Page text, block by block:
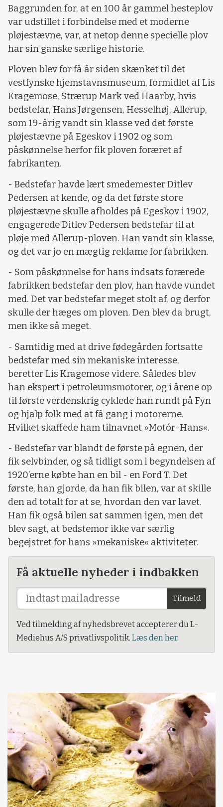
Baggrunden for, at en 100 år gammel hesteplov
var udstillet i forbindelse med et moderne
pløjestævne, var, at netop denne specielle plov
har sin ganske særlige historie.
Ploven blev for få år siden skænket til det
vestfynske hjemstavnsmuseum, formidlet af Lis
Kragemose, Strærup Mark ved Haarby, hvis
bedstefar, Hans Jørgensen, Hesselhøj, Allerup,
som 19-årig vandt sin klasse ved det første
pløjestævne på Egeskov i 1902 og som
påskønnelse herfor fik ploven foræret af
fabrikanten.
- Bedstefar havde lært smedemester Ditlev
Pedersen at kende, og da det første store
pløjestævne skulle afholdes på Egeskov i 1902,
engagerede Ditlev Pedersen bedstefar til at
pløje med Allerup-ploven. Han vandt sin klasse,
og det var jo en mægtig reklame for fabrikken.
- Som påskønnelse for hans indsats forærede
fabrikken bedstefar den plov, han havde vundet
med. Det var bedstefar meget stolt af, og derfor
skulle der hæges om ploven. Den blev da brugt,
men ikke så meget.
- Samtidig med at drive fødegården fortsatte
bedstefar med sin mekaniske interesse,
beretter Lis Kragemose videre. Således blev
han ekspert i petroleumsmotorer, og i årene op
til første verdenskrig cyklede han rundt på Fyn
og hjalp folk med at få gang i motorerne.
Hvilket skaffede ham tilnavnet »Motór-Hans«.
- Bedstefar var blandt de første på egnen, der
fik selvbinder, og så tidligt som i begyndelsen af
1920’erne købte han en bil - en Ford T. Det
første, han gjorde, da han fik bilen, var at skille
den ad totalt for at se, hvordan den var lavet.
Han fik også bilen sat sammen igen, men det
blev sagt, at bedstemor ikke var særlig
begejstret for hans »mekaniske« aktiviteter.
Få aktuelle nyheder i indbakken
Tilmeld
Ved tilmelding af nyhedsbrevet accepterer du L-
Mediehus A/S privatlivspolitik. Læs den her.